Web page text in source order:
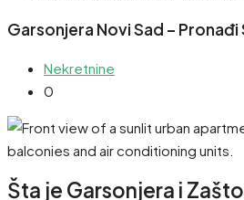
Garsonjera Novi Sad – Pronađi
Nekretnine
0
Šta je Garsonjera i